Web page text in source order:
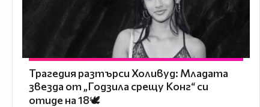
Трагедия разтърси Холивуд: Младата
звезда от „Годзила срещу Конг“ си
отиде на 18🕊️